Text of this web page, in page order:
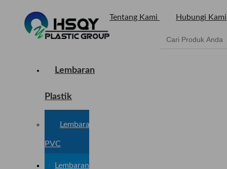
Tentang Kami Hubungi Kami
Lembaran
Plastik
Lembaran
PVC
Lembaran